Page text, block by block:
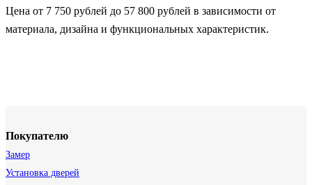
Цена от 7 750 рублей до 57 800 рублей в зависимости от
материала, дизайна и функциональных характеристик.
Покупателю
Замер
Установка дверей